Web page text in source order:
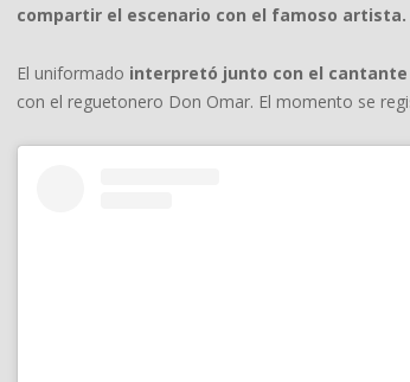
compartir el escenario con el famoso artista.
El uniformado interpretó junto con el cantante
con el reguetonero Don Omar. El momento se